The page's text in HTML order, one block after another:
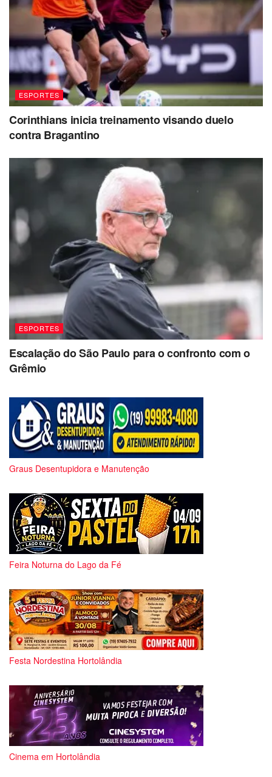
ESPORTES
Corinthians inicia treinamento visando duelo
contra Bragantino
ESPORTES
Escalação do São Paulo para o confronto com o
Grêmio
Graus Desentupidora e Manutenção
Feira Noturna do Lago da Fé
Festa Nordestina Hortolândia
Cinema em Hortolândia